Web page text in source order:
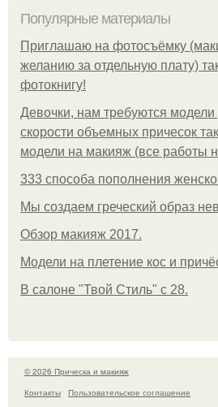
Популярные материалы
Приглашаю на фотосъёмку
желанию за отдельную плату)
фотокнигу!
Девочки, нам требуются модели
скорости объемных причесок
модели на макияж (все работы
333 способа пополнения
Мы создаем греческий образ
Обзор макияж 2017.
Модели на плетение кос и
В салоне "Твой Стиль" с 28.
© 2026 Прическа и макияж
Контакты
Пользовательское соглашение